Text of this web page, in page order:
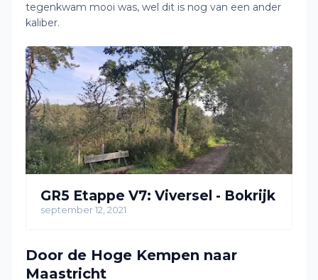
tegenkwam mooi was, wel dit is nog van een ander
kaliber.
GR5 Etappe V7: Viversel - Bokrijk
september 12, 2021
Door de Hoge Kempen naar
Maastricht